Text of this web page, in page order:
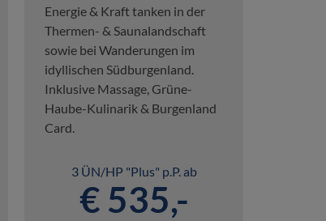
Energie & Kraft tanken in der
Thermen- & Saunalandschaft
sowie bei Wanderungen im
idyllischen Südburgenland.
Inklusive Massage, Grüne-
Haube-Kulinarik & Burgenland
Card.
3 ÜN/HP "Plus" p.P. ab
€ 535,-